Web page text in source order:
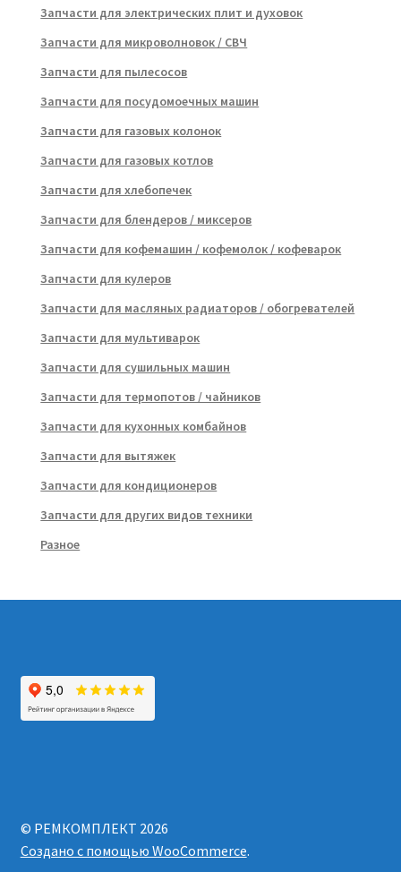
Запчасти для электрических плит и духовок
Запчасти для микроволновок / СВЧ
Запчасти для пылесосов
Запчасти для посудомоечных машин
Запчасти для газовых колонок
Запчасти для газовых котлов
Запчасти для хлебопечек
Запчасти для блендеров / миксеров
Запчасти для кофемашин / кофемолок / кофеварок
Запчасти для кулеров
Запчасти для масляных радиаторов / обогревателей
Запчасти для мультиварок
Запчасти для сушильных машин
Запчасти для термопотов / чайников
Запчасти для кухонных комбайнов
Запчасти для вытяжек
Запчасти для кондиционеров
Запчасти для других видов техники
Разное
© РЕМКОМПЛЕКТ 2026
Создано с помощью WooCommerce.